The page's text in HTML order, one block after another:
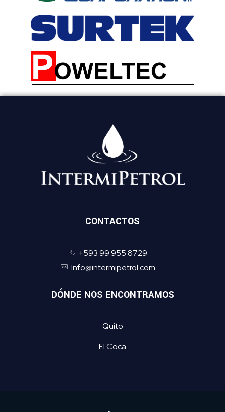
CONTACTOS
+593 99 955 8729
Info@intermipetrol.com
DÓNDE NOS ENCONTRAMOS
Quito
El Coca